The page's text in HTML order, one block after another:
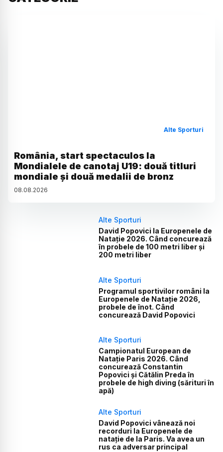
Alte Sporturi
România, start spectaculos la
Mondialele de canotaj U19: două titluri
mondiale și două medalii de bronz
08.08.2026
Alte Sporturi
David Popovici la Europenele de
Natație 2026. Când concurează
în probele de 100 metri liber și
200 metri liber
Alte Sporturi
Programul sportivilor români la
Europenele de Natație 2026,
probele de înot. Când
concurează David Popovici
Alte Sporturi
Campionatul European de
Natație Paris 2026. Când
concurează Constantin
Popovici și Cătălin Preda în
probele de high diving (sărituri în
apă)
Alte Sporturi
David Popovici vânează noi
recorduri la Europenele de
natație de la Paris. Va avea un
rus ca adversar principal